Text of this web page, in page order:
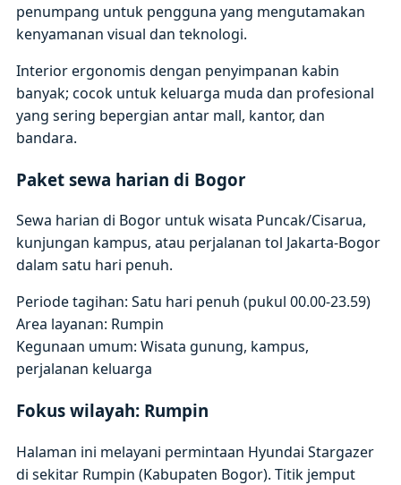
penumpang untuk pengguna yang mengutamakan
kenyamanan visual dan teknologi.
Interior ergonomis dengan penyimpanan kabin
banyak; cocok untuk keluarga muda dan profesional
yang sering bepergian antar mall, kantor, dan
bandara.
Paket sewa harian di Bogor
Sewa harian di Bogor untuk wisata Puncak/Cisarua,
kunjungan kampus, atau perjalanan tol Jakarta-Bogor
dalam satu hari penuh.
Periode tagihan: Satu hari penuh (pukul 00.00-23.59)
Area layanan: Rumpin
Kegunaan umum: Wisata gunung, kampus,
perjalanan keluarga
Fokus wilayah: Rumpin
Halaman ini melayani permintaan Hyundai Stargazer
di sekitar Rumpin (Kabupaten Bogor). Titik jemput